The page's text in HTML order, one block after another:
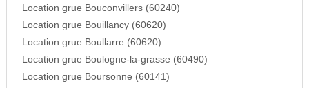
Location grue Bouconvillers (60240)
Location grue Bouillancy (60620)
Location grue Boullarre (60620)
Location grue Boulogne-la-grasse (60490)
Location grue Boursonne (60141)